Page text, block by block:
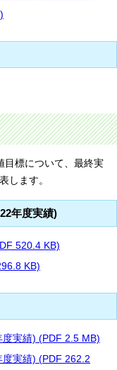
目標について、最終実
します。
年度実績)
520.4 KB)
KB)
実績) (PDF 2.5 MB)
実績) (PDF 262.2